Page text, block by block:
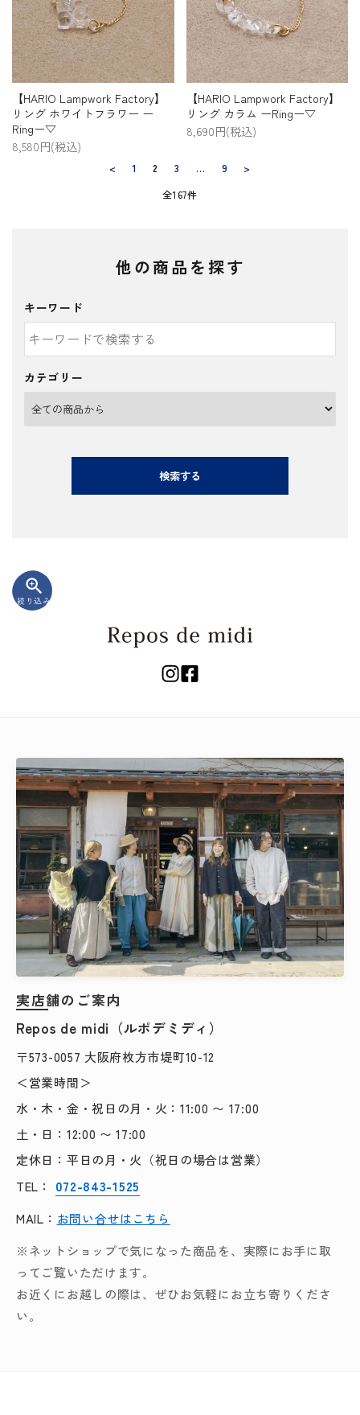
【HARIO Lampwork Factory】
リング ホワイトフラワー ー
Ringー▽
8,580円(税込)
【HARIO Lampwork Factory】
リング カラム ーRingー▽
8,690円(税込)
< 1 2 3 … 9
>
全167件
他の商品を探す
キーワード
カテゴリー
検索する
zoom_in
絞り込み
検索する
実店舗のご案内
Repos de midi（ルポデミディ）
〒573-0057 大阪府枚方市堤町10-12
＜営業時間＞
水・木・金・祝日の月・火：11:00 〜 17:00
土・日：12:00 〜 17:00
定休日：平日の月・火（祝日の場合は営業）
TEL：
072-843-1525
MAIL： お問い合せはこちら
※ネットショップで気になった商品を、実際にお手に取
ってご覧いただけます。
お近くにお越しの際は、ぜひお気軽にお立ち寄りくださ
い。